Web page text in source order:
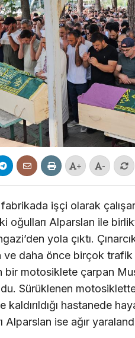
+ -
işçi olarak
oğulları Alparslan ile
yola çıktı.
daha önce birçok trafik
bir motosiklete çarpan
Sürüklenen
kaldırıldığı hastanede
Alparslan ise ağır